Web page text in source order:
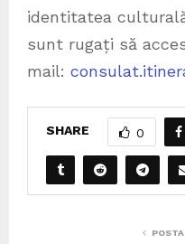
identitatea
sunt rugați să
mail:
SHARE 0